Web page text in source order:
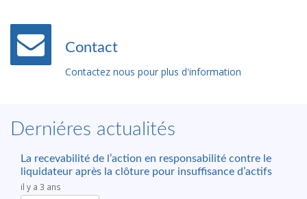
Contact
Contactez nous pour plus d'information
Derniéres actualités
La recevabilité de l’action en responsabilité contre le
liquidateur après la clôture pour insuffisance d’actifs
il y a 3 ans